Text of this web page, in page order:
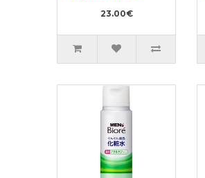
eikalipta eļļu no
14gab
23.00€